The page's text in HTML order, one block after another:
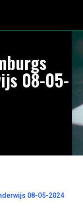
08-05-
08-05-2024